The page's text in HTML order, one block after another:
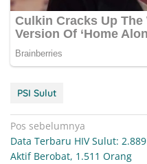
PSI Sulut
Navigasi
pos
Pos sebelumnya
Data Terbaru HIV Sulut: 2.889
Aktif Berobat, 1.511 Orang